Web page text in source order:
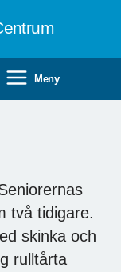
Meny
två tidigare.
skinka och
rulltårta